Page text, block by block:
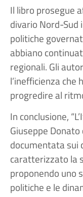
Il libro prosegue
divario Nord-Sud
politiche
abbiano
regionali. Gli
l’inefficienza
progredire al
In conclusione,
Giuseppe
documentata sui
caratterizzato la
proponendo uno
politiche e le